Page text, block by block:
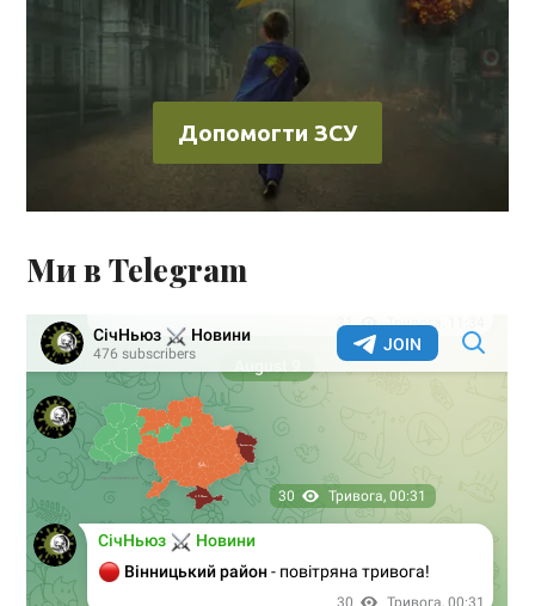
Допомогти ЗСУ
Ми в Telegram